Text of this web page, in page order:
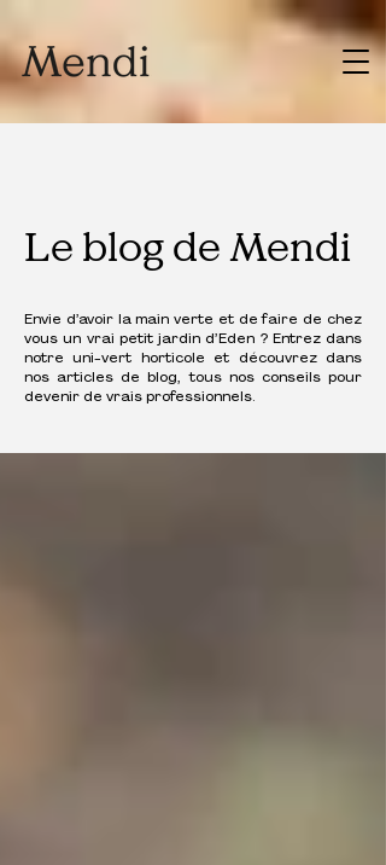
Le blog de Mendi
Envie d’avoir la main verte et de faire de chez
vous un vrai petit jardin d’Eden ? Entrez dans
notre uni-vert horticole et découvrez dans
nos articles de blog, tous nos conseils pour
devenir de vrais professionnels.